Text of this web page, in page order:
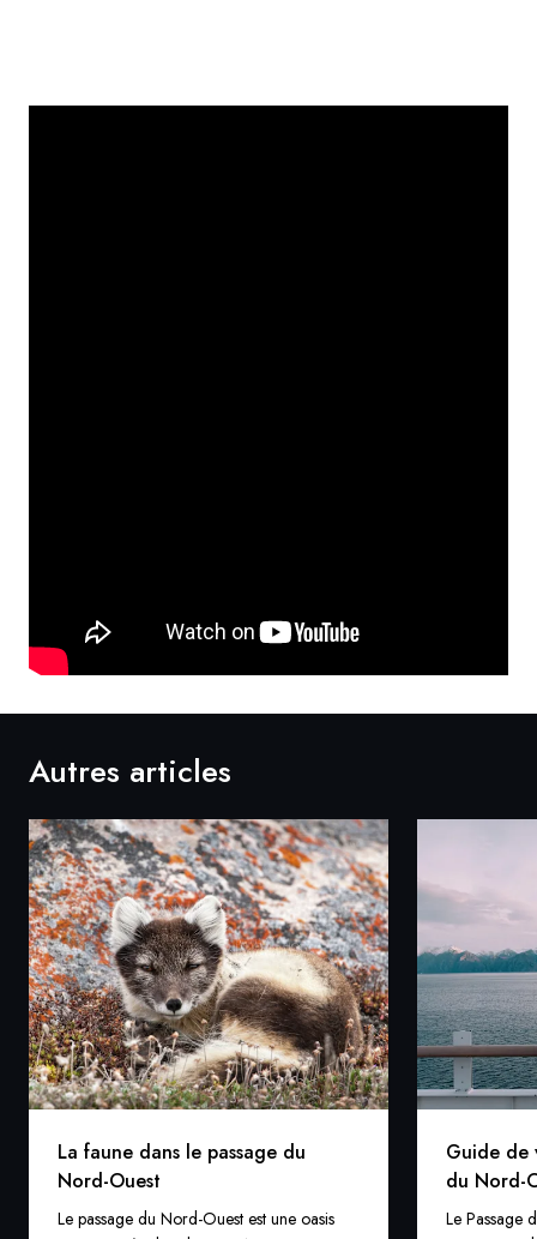
Autres articles
La faune dans le passage du
Nord-Ouest
Le passage du Nord-Ouest est une oasis
Guide de
du Nord-
Le Passage